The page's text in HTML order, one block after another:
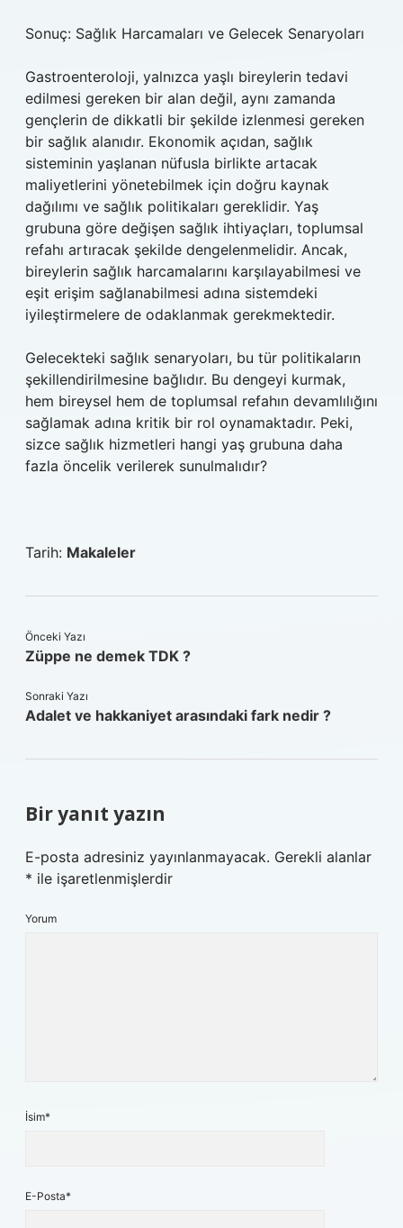
Sonuç: Sağlık Harcamaları ve Gelecek Senaryoları
Gastroenteroloji, yalnızca yaşlı bireylerin tedavi
edilmesi gereken bir alan değil, aynı zamanda
gençlerin de dikkatli bir şekilde izlenmesi gereken
bir sağlık alanıdır. Ekonomik açıdan, sağlık
sisteminin yaşlanan nüfusla birlikte artacak
maliyetlerini yönetebilmek için doğru kaynak
dağılımı ve sağlık politikaları gereklidir. Yaş
grubuna göre değişen sağlık ihtiyaçları, toplumsal
refahı artıracak şekilde dengelenmelidir. Ancak,
bireylerin sağlık harcamalarını karşılayabilmesi ve
eşit erişim sağlanabilmesi adına sistemdeki
iyileştirmelere de odaklanmak gerekmektedir.
Gelecekteki sağlık senaryoları, bu tür politikaların
şekillendirilmesine bağlıdır. Bu dengeyi kurmak,
hem bireysel hem de toplumsal refahın devamlılığını
sağlamak adına kritik bir rol oynamaktadır. Peki,
sizce sağlık hizmetleri hangi yaş grubuna daha
fazla öncelik verilerek sunulmalıdır?
Tarih: Makaleler
Önceki Yazı
Züppe ne demek TDK ?
Sonraki Yazı
Adalet ve hakkaniyet arasındaki fark nedir ?
Bir yanıt yazın
E-posta adresiniz yayınlanmayacak. Gerekli alanlar
* ile işaretlenmişlerdir
Yorum
İsim*
E-Posta*